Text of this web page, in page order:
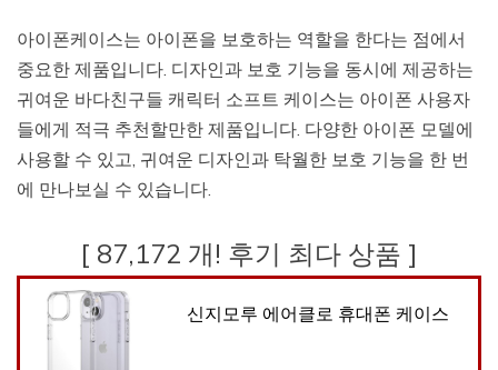
아이폰케이스는 아이폰을 보호하는 역할을 한다는 점에서
중요한 제품입니다. 디자인과 보호 기능을 동시에 제공하는
귀여운 바다친구들 캐릭터 소프트 케이스는 아이폰 사용자
들에게 적극 추천할만한 제품입니다. 다양한 아이폰 모델에
사용할 수 있고, 귀여운 디자인과 탁월한 보호 기능을 한 번
에 만나보실 수 있습니다.
[ 87,172 개! 후기 최다 상품 ]
신지모루 에어클로 휴대폰 케이스